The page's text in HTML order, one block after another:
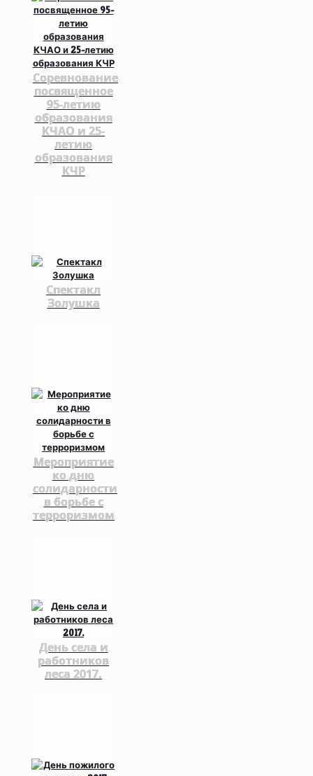
Соревнование
посвященное
95-летию
образования
КЧАО и 25-
летию
образования
КЧР
Спектакл
Золушка
Мероприятие
ко дню
солидарности
в борьбе с
терроризмом
День села и
работников
леса 2017.